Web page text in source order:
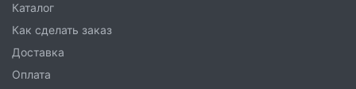
Каталог
Как сделать заказ
Доставка
Оплата